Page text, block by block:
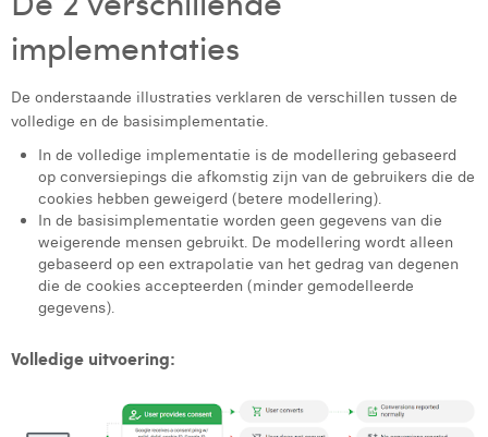
implementaties
De onderstaande illustraties verklaren de verschillen tussen de
volledige en de basisimplementatie.
In de volledige implementatie is de modellering gebaseerd
op conversiepings die afkomstig zijn van de gebruikers die de
cookies hebben geweigerd (betere modellering).
In de basisimplementatie worden geen gegevens van die
weigerende mensen gebruikt. De modellering wordt alleen
gebaseerd op een extrapolatie van het gedrag van degenen
die de cookies accepteerden (minder gemodelleerde
gegevens).
Volledige uitvoering: